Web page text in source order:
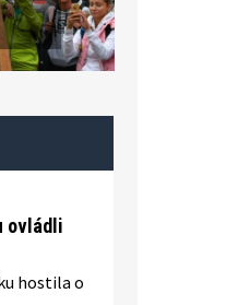
ovládli
hostila o